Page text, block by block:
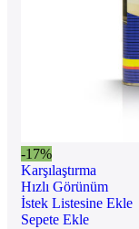
-17%
Karşılaştırma
Hızlı Görünüm
İstek Listesine Ekle
Sepete Ekle